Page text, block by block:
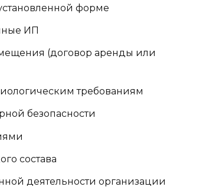
форме
ИП
(договор аренды или
требованиям
безопасности
состава
деятельности организации